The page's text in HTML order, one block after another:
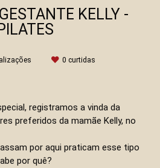
KELLY -
0 curtidas
registramos a vinda da
preferidos da mamãe Kelly, no
por aqui praticam esse tipo
por quê?